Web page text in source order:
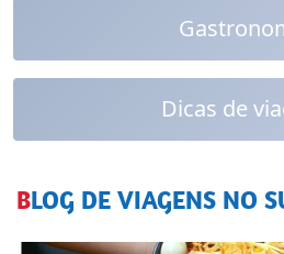
Dicas de
BLOG DE VIAGENS NO